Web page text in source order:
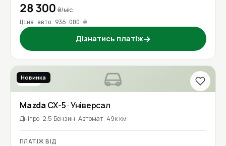
28 300 ₴/міс
Ціна авто 936 000 ₴
Дізнатись платіж→
2022
Новинка
Mazda CX-5· Універсал
Дніпро 2.5 Бензин Автомат 49к км
ПЛАТІЖ ВІД